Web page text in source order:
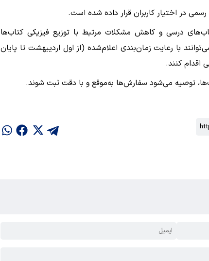
در اختیار کاربران قرار داده شده است.
درسی و کاهش مشکلات مرتبط با توزیع فیزیکی کتاب‌ها
با رعایت زمان‌بندی اعلام‌شده (از اول اردیبهشت تا پایان
اقدام کنند.
توصیه می‌شود سفارش‌ها به‌موقع و با دقت ثبت شوند.